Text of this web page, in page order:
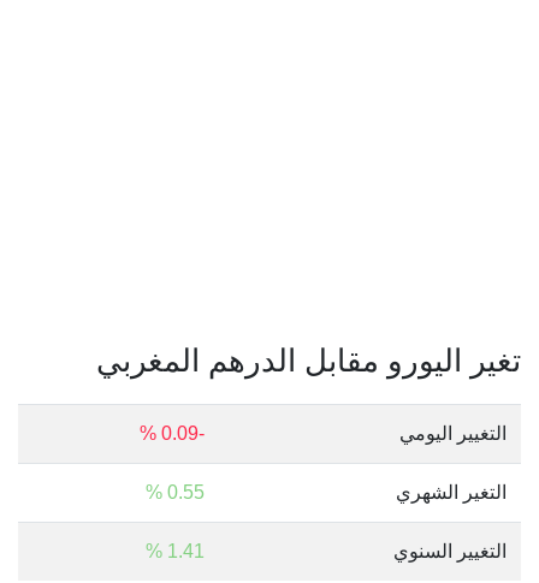
تغير اليورو مقابل الدرهم المغربي
التغيير اليومي -0.09 %
التغير الشهري 0.55 %
التغيير السنوي 1.41 %